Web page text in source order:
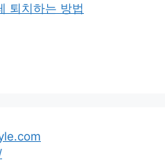
퇴치하는 방법